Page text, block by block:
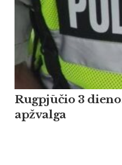
Rugpjūčio 3
apžvalga